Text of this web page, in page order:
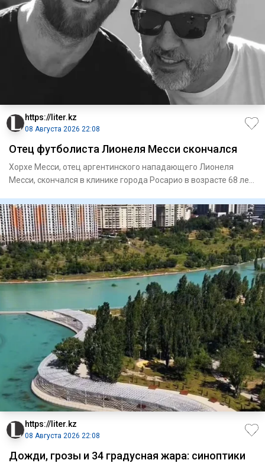
https://liter.kz
08 Августа 2026 22:08
Отец футболиста Лионеля Месси скончался
Хорхе Месси, отец аргентинского нападающего Лионеля
Месси, скончался в клинике города Росарио в возрасте 68 лет,
https://liter.kz
08 Августа 2026 22:08
Дожди, грозы и 34 градусная жара: синоптики